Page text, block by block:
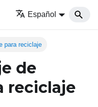
Español
para reciclaje
de
reciclaje